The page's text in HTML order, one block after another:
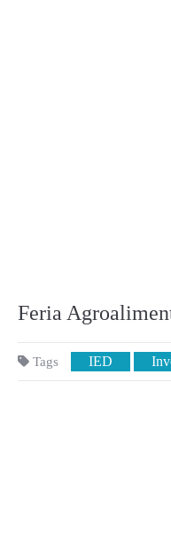
Feria
Tags IED